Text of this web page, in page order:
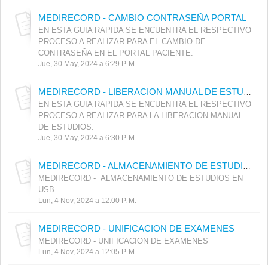
MEDIRECORD - CAMBIO CONTRASEÑA PORTAL
EN ESTA GUIA RAPIDA SE ENCUENTRA EL RESPECTIVO
PROCESO A REALIZAR PARA EL CAMBIO DE
CONTRASEÑA EN EL PORTAL PACIENTE.
Jue, 30 May, 2024 a 6:29 P. M.
EN ESTA GUIA RAPIDA SE ENCUENTRA EL RESPECTIVO
PROCESO A REALIZAR PARA LA LIBERACION MANUAL
DE ESTUDIOS.
Jue, 30 May, 2024 a 6:30 P. M.
MEDIRECORD - ALMACENAMIENTO DE ESTUDIOS EN
USB
Lun, 4 Nov, 2024 a 12:00 P. M.
MEDIRECORD - UNIFICACION DE EXAMENES
MEDIRECORD - UNIFICACION DE EXAMENES
Lun, 4 Nov, 2024 a 12:05 P. M.